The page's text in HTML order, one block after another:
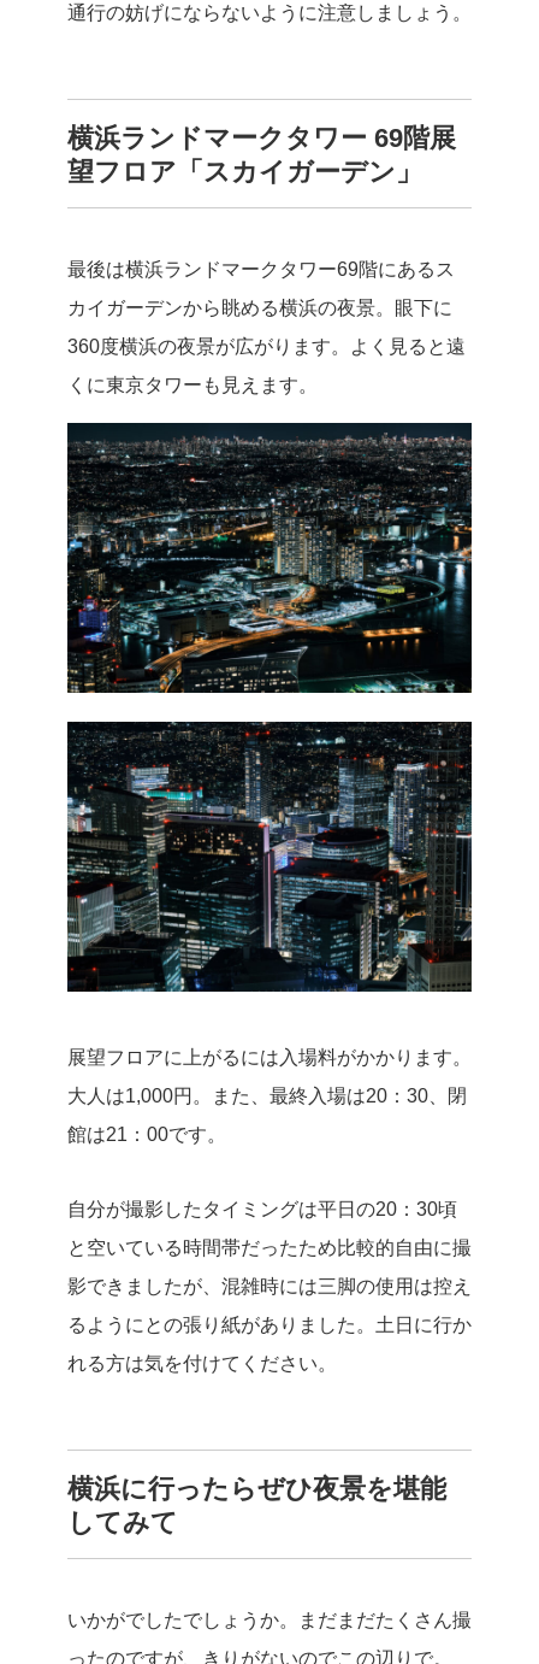
通行の妨げにならないように注意しましょう。
横浜ランドマークタワー 69階展
望フロア「スカイガーデン」
最後は横浜ランドマークタワー69階にあるス
カイガーデンから眺める横浜の夜景。眼下に
360度横浜の夜景が広がります。よく見ると遠
くに東京タワーも見えます。
展望フロアに上がるには入場料がかかります。
大人は1,000円。また、最終入場は20：30、閉
館は21：00です。
自分が撮影したタイミングは平日の20：30頃
と空いている時間帯だったため比較的自由に撮
影できましたが、混雑時には三脚の使用は控え
るようにとの張り紙がありました。土日に行か
れる方は気を付けてください。
横浜に行ったらぜひ夜景を堪能
してみて
いかがでしたでしょうか。まだまだたくさん撮
ったのですが、きりがないのでこの辺りで。